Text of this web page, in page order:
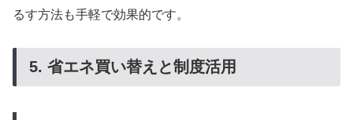
るす方法も手軽で効果的です。
5. 省エネ買い替えと制度活用